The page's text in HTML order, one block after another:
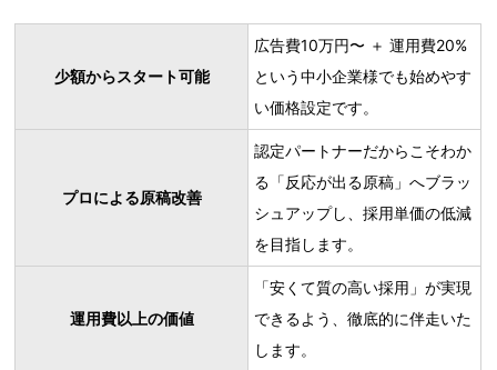
少額からスタート可能
広告費10万円〜 ＋ 運用費20%
という中小企業様でも始めやす
い価格設定です。
プロによる原稿改善
認定パートナーだからこそわか
る「反応が出る原稿」へブラッ
シュアップし、採用単価の低減
を目指します。
運用費以上の価値
「安くて質の高い採用」が実現
できるよう、徹底的に伴走いた
します。